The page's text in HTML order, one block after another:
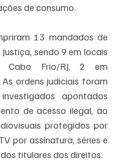
de consumo.
13 mandados de
sendo 9 em locais
Cabo Frio/RJ, 2 em
ordens judiciais foram
apontados
de acesso ilegal, ao
protegidos por
por assinatura, séries e
titulares dos direitos.